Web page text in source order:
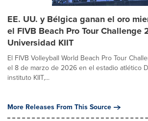
EE. UU. y Bélgica ganan el oro
el FIVB Beach Pro Tour Challenge
Universidad KIIT
El FIVB Volleyball World Beach Pro Tour
el 8 de marzo de 2026 en el estadio atlético
instituto KIIT,...
More Releases From This Source